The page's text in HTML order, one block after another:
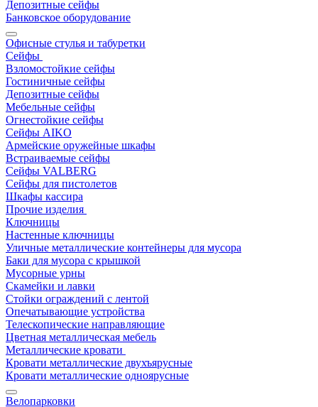
Депозитные сейфы
Банковское оборудование
Офисные стулья и табуретки
Сейфы
Взломостойкие сейфы
Гостиничные сейфы
Депозитные сейфы
Мебельные сейфы
Огнестойкие сейфы
Сейфы AIKO
Армейские оружейные шкафы
Встраиваемые сейфы
Сейфы VALBERG
Сейфы для пистолетов
Шкафы кассира
Прочие изделия
Ключницы
Настенные ключницы
Уличные металлические контейнеры для мусора
Баки для мусора с крышкой
Мусорные урны
Скамейки и лавки
Стойки ограждений с лентой
Опечатывающие устройства
Телескопические направляющие
Цветная металлическая мебель
Металлические кровати
Кровати металлические двухъярусные
Кровати металлические одноярусные
Велопарковки